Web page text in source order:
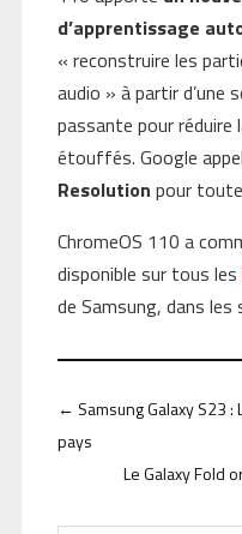
d’apprentissage
« reconstruire les
audio » à partir d’une
passante pour
étouffés. Google
Resolution pour
ChromeOS 110 a
disponible sur tous les
de Samsung, dans les
← Samsung Galaxy S23
pays
Le Galaxy Fold